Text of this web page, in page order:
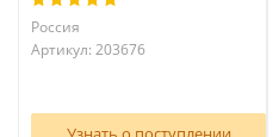
Россия
Артикул: 203676